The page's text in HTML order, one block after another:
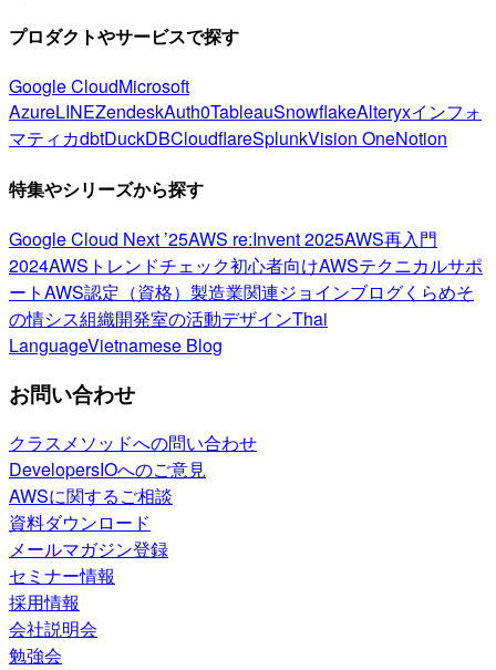
プロダクトやサービスで探す
Google CloudMicrosoft
AzureLINEZendeskAuth0TableauSnowflakeAlteryxインフォ
マティカdbtDuckDBCloudflareSplunkVision OneNotion
特集やシリーズから探す
Google Cloud Next ’25AWS re:Invent 2025AWS再入門
2024AWSトレンドチェック初心者向けAWSテクニカルサポ
ートAWS認定（資格） 製造業関連ジョインブログくらめそ
の情シス組織開発室の活動デザインThai
LanguageVietnamese Blog
お問い合わせ
クラスメソッドへの問い合わせ
DevelopersIOへのご意見
AWSに関するご相談
資料ダウンロード
メールマガジン登録
セミナー情報
採用情報
会社説明会
勉強会